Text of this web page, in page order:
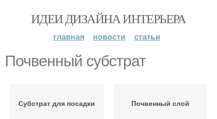
ИДЕИ ДИЗАЙНА ИНТЕРЬЕРА
главная новости статьи
Почвенный субстрат
Субстрат для посадки Почвенный слой